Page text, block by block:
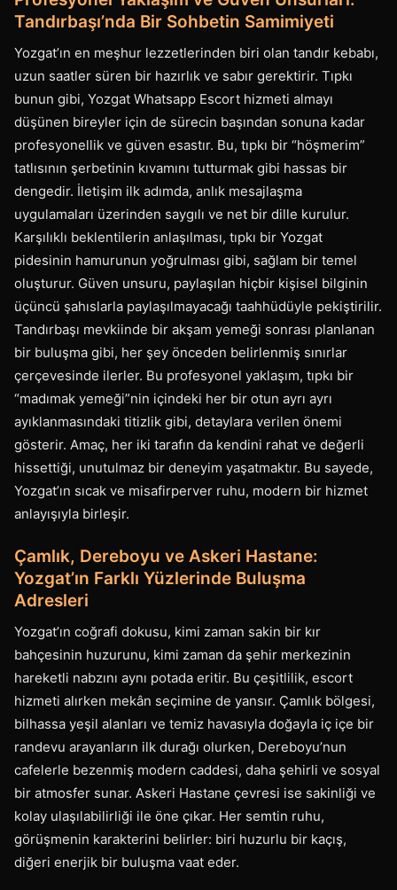
Tandırbaşı’nda Bir Sohbetin Samimiyeti
Yozgat’ın en meşhur lezzetlerinden biri olan tandır kebabı,
uzun saatler süren bir hazırlık ve sabır gerektirir. Tıpkı
bunun gibi, Yozgat Whatsapp Escort hizmeti almayı
düşünen bireyler için de sürecin başından sonuna kadar
profesyonellik ve güven esastır. Bu, tıpkı bir “höşmerim”
tatlısının şerbetinin kıvamını tutturmak gibi hassas bir
dengedir. İletişim ilk adımda, anlık mesajlaşma
uygulamaları üzerinden saygılı ve net bir dille kurulur.
Karşılıklı beklentilerin anlaşılması, tıpkı bir Yozgat
pidesinin hamurunun yoğrulması gibi, sağlam bir temel
oluşturur. Güven unsuru, paylaşılan hiçbir kişisel bilginin
üçüncü şahıslarla paylaşılmayacağı taahhüdüyle pekiştirilir.
Tandırbaşı mevkiinde bir akşam yemeği sonrası planlanan
bir buluşma gibi, her şey önceden belirlenmiş sınırlar
çerçevesinde ilerler. Bu profesyonel yaklaşım, tıpkı bir
“madımak yemeği”nin içindeki her bir otun ayrı ayrı
ayıklanmasındaki titizlik gibi, detaylara verilen önemi
gösterir. Amaç, her iki tarafın da kendini rahat ve değerli
hissettiği, unutulmaz bir deneyim yaşatmaktır. Bu sayede,
Yozgat’ın sıcak ve misafirperver ruhu, modern bir hizmet
anlayışıyla birleşir.
Çamlık, Dereboyu ve Askeri Hastane:
Yozgat’ın Farklı Yüzlerinde Buluşma
Adresleri
Yozgat’ın coğrafi dokusu, kimi zaman sakin bir kır
bahçesinin huzurunu, kimi zaman da şehir merkezinin
hareketli nabzını aynı potada eritir. Bu çeşitlilik, escort
hizmeti alırken mekân seçimine de yansır. Çamlık bölgesi,
bilhassa yeşil alanları ve temiz havasıyla doğayla iç içe bir
randevu arayanların ilk durağı olurken, Dereboyu’nun
cafelerle bezenmiş modern caddesi, daha şehirli ve sosyal
bir atmosfer sunar. Askeri Hastane çevresi ise sakinliği ve
kolay ulaşılabilirliği ile öne çıkar. Her semtin ruhu,
görüşmenin karakterini belirler: biri huzurlu bir kaçış,
diğeri enerjik bir buluşma vaat eder.